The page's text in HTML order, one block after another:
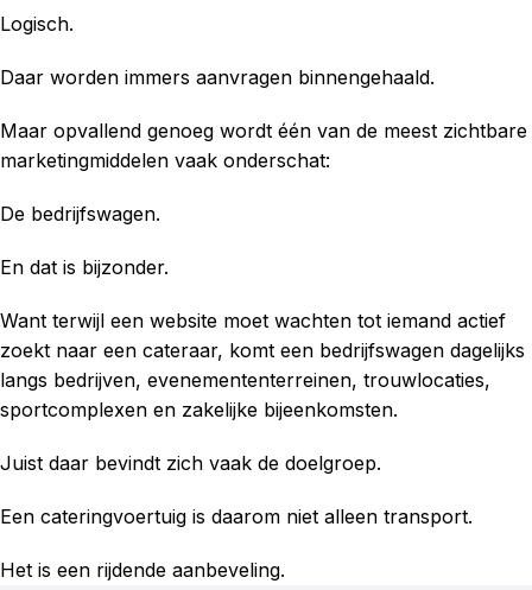
Logisch.
Daar worden immers aanvragen binnengehaald.
Maar opvallend genoeg wordt één van de meest zichtbare
marketingmiddelen vaak onderschat:
De bedrijfswagen.
En dat is bijzonder.
Want terwijl een website moet wachten tot iemand actief
zoekt naar een cateraar, komt een bedrijfswagen dagelijks
langs bedrijven, evenemententerreinen, trouwlocaties,
sportcomplexen en zakelijke bijeenkomsten.
Juist daar bevindt zich vaak de doelgroep.
Een cateringvoertuig is daarom niet alleen transport.
Het is een rijdende aanbeveling.